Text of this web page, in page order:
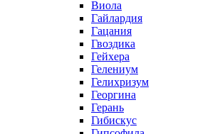
Виола
Гайлардия
Гацания
Гвоздика
Гейхера
Гелениум
Гелихризум
Георгина
Герань
Гибискус